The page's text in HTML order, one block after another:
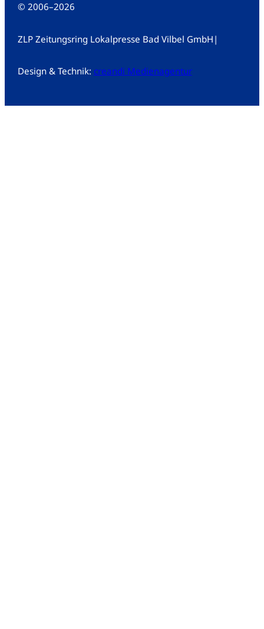
© 2006–2026
ZLP Zeitungsring Lokalpresse Bad Vilbel GmbH |
Design & Technik: creandi Medienagentur